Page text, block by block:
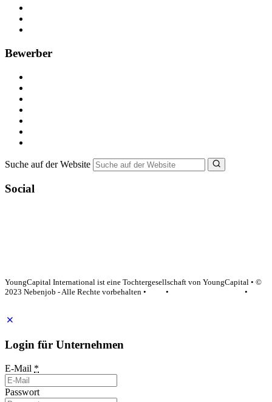
Bewerber
Suche auf der Website
Social
YoungCapital International ist eine Tochtergesellschaft von YoungCapital • ©
2023 Nebenjob - Alle Rechte vorbehalten •
•
•
Login für Unternehmen
E-Mail *
Passwort